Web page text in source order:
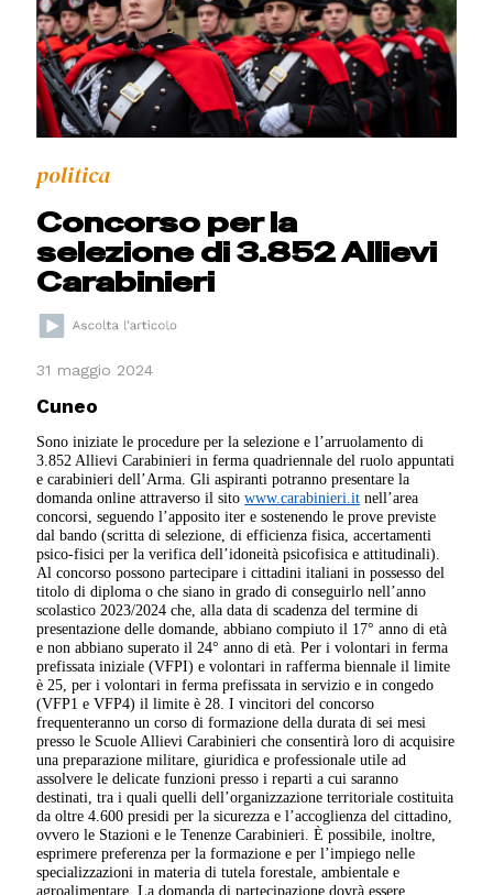
politica
Concorso per la
selezione di 3.852 Allievi
Carabinieri
31 maggio 2024
Cuneo
Sono iniziate le procedure per la selezione e l’arruolamento di
3.852 Allievi Carabinieri in ferma quadriennale del ruolo appuntati
e carabinieri dell’Arma. Gli aspiranti potranno presentare la
domanda online attraverso il sitowww.carabinieri.it nell’area
concorsi, seguendo l’apposito iter e sostenendo le prove previste
dal bando (scritta di selezione, di efficienza fisica, accertamenti
psico-fisici per la verifica dell’idoneità psicofisica e attitudinali).
Al concorso possono partecipare i cittadini italiani in possesso del
titolo di diploma o che siano in grado di conseguirlo nell’anno
scolastico 2023/2024 che, alla data di scadenza del termine di
presentazione delle domande, abbiano compiuto il 17° anno di età
e non abbiano superato il 24° anno di età. Per i volontari in ferma
prefissata iniziale (VFPI) e volontari in rafferma biennale il limite
è 25, per i volontari in ferma prefissata in servizio e in congedo
(VFP1 e VFP4) il limite è 28. I vincitori del concorso
frequenteranno un corso di formazione della durata di sei mesi
presso le Scuole Allievi Carabinieri che consentirà loro di acquisire
una preparazione militare, giuridica e professionale utile ad
assolvere le delicate funzioni presso i reparti a cui saranno
destinati, tra i quali quelli dell’organizzazione territoriale costituita
da oltre 4.600 presidi per la sicurezza e l’accoglienza del cittadino,
ovvero le Stazioni e le Tenenze Carabinieri. È possibile, inoltre,
esprimere preferenza per la formazione e per l’impiego nelle
specializzazioni in materia di tutela forestale, ambientale e
agroalimentare. La domanda di partecipazione dovrà essere